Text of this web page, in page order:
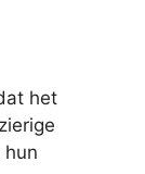
het
hun